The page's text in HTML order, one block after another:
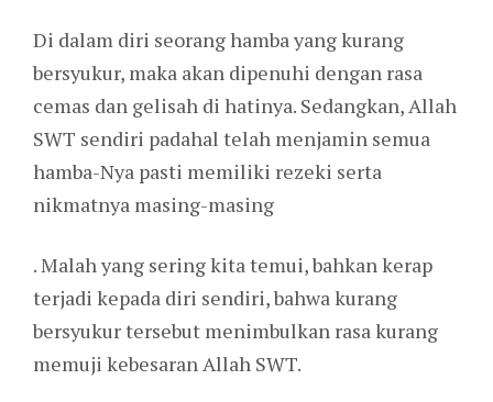
Di dalam diri seorang hamba yang kurang
bersyukur, maka akan dipenuhi dengan rasa
cemas dan gelisah di hatinya. Sedangkan, Allah
SWT sendiri padahal telah menjamin semua
hamba-Nya pasti memiliki rezeki serta
nikmatnya masing-masing
. Malah yang sering kita temui, bahkan kerap
terjadi kepada diri sendiri, bahwa kurang
bersyukur tersebut menimbulkan rasa kurang
memuji kebesaran Allah SWT.